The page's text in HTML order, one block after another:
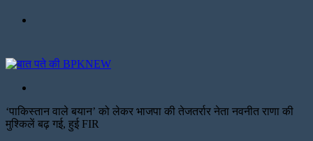
‘पाकिस्तान वाले बयान’ को लेकर भाजपा की तेजतर्रार नेता नवनीत राणा की
मुश्किलें बढ़ गई, हुई FIR